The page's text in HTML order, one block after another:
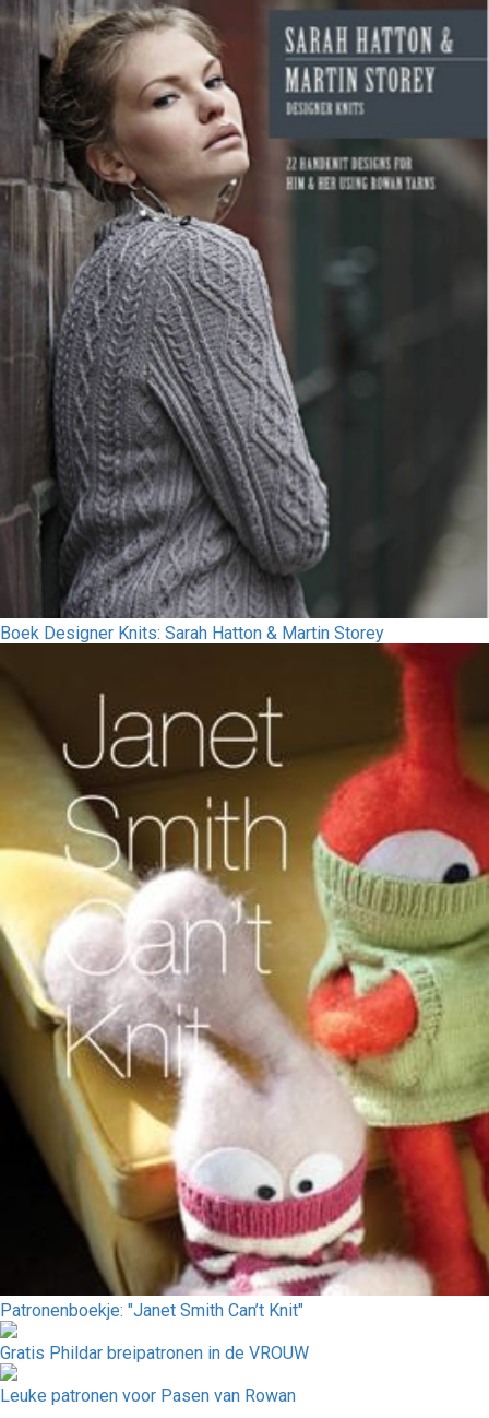
Boek Designer Knits: Sarah Hatton & Martin Storey
Patronenboekje: "Janet Smith Can’t Knit"
Gratis Phildar breipatronen in de VROUW
Leuke patronen voor Pasen van Rowan